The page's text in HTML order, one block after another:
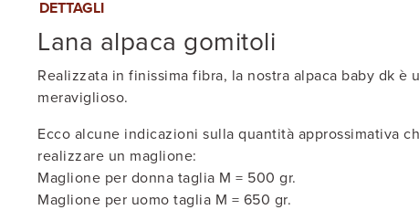
DETTAGLI
Lana alpaca gomitoli
Realizzata in finissima fibra, la nostra alpaca baby dk è
meraviglioso.
Ecco alcune indicazioni sulla quantità approssimativa
realizzare un maglione:
Maglione per donna taglia M = 500 gr.
Maglione per uomo taglia M = 650 gr.